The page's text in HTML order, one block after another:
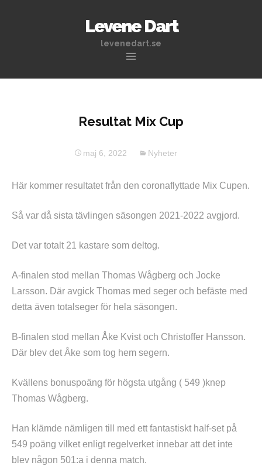
Levene Dart
levenedart.se
Resultat Mix Cup
maj 6, 2022 Nyheter
Här kommer resultatet från den coronaflyttade Mix Cupen.
Så var då sista tävlingen säsongen 2021-2022 avgjord.
Det var totalt 21 kastare som deltog.
A-finalen stod mellan Thomas Wågberg och Jocke
Larsson. Där avgick Thomas med seger och befäste med
detta även totalseger för hela säsongen.
B-finalen stod mellan Åke Kvist och Christoffer Hansson.
Där blev det Åke som tog hem segern.
Kvällens bonuspoäng för högsta utgång ( 549 )knep
Thomas Wågberg.
Han klämde nämligen till med ett fantastiskt half-set på
549 poäng vilket enligt regelverket innebar att det inte
blev någon 501:a i denna match.